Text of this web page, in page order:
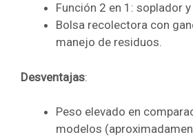
Función 2 en 1: soplador
Bolsa recolectora con
manejo de residuos.
Desventajas:
Peso elevado en
modelos